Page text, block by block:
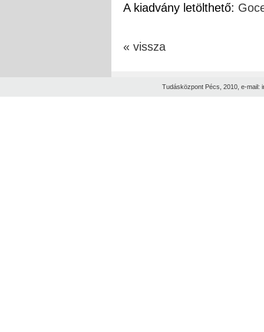
A kiadvány letölthető:
« vissza
Tudásközpont Pécs, 2010, e-mail: